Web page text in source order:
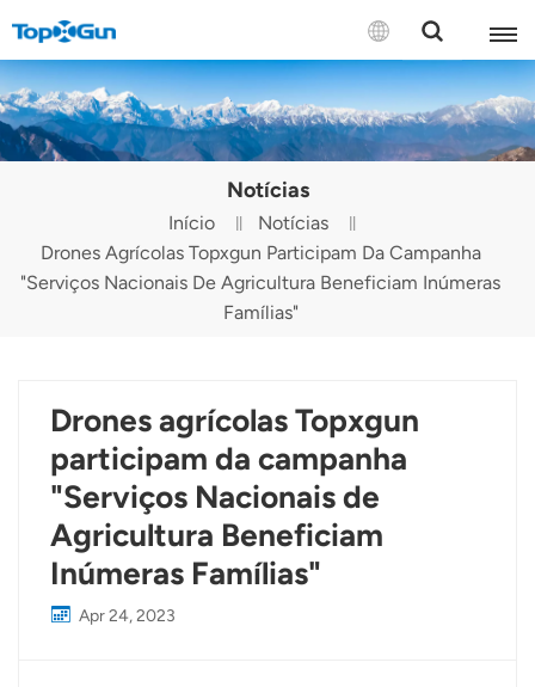
CONTATE-NOS
English
Español
Русский
Português(Portugal)
Türkçe
Tiếng Việt
Notícias
Início
Notícias
Drones Agrícolas Topxgun Participam Da Campanha
"Serviços Nacionais De Agricultura Beneficiam Inúmeras
Famílias"
Drones agrícolas Topxgun
participam da campanha
"Serviços Nacionais de
Agricultura Beneficiam
Inúmeras Famílias"
Apr 24, 2023